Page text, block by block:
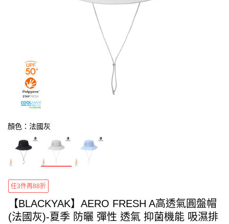
顏色：法國灰
任3件再88折
【BLACKYAK】AERO FRESH A高透氣圓盤帽
(法國灰)-夏季 防曬 彈性 透氣 抑菌機能 吸濕排